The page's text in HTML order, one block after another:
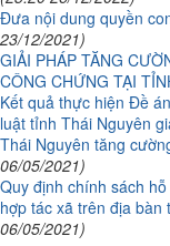
Đưa nội dung quyền
23/12/2021)
GIẢI PHÁP TĂNG
CÔNG CHỨNG TẠI
Kết quả thực hiện Đề
luật tỉnh Thái Nguyên
Thái Nguyên tăng
06/05/2021)
Quy định chính sách
hợp tác xã trên địa
06/05/2021)